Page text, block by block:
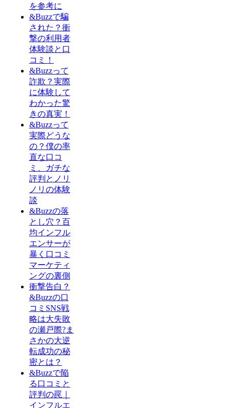
を参考に
&Buzzで騙
された？衝
撃の利用者
体験談と口
コミ！
&Buzzって
詐欺？実際
に体験して
わかった驚
きの真実！
&Buzzって
実際どうな
の？僕の率
直な口コ
ミ、ガチな
評判とノリ
ノリの体験
談
&Buzzの落
とし穴？百
均インフル
エンサーが
暴く口コミ
マーケティ
ングの裏側
衝撃告白？
&Buzzの口
コミSNS戦
略は大失敗
の瀬戸際?ま
さかの大逆
転成功の秘
密とは？
&Buzzで陥
る口コミと
評判の罠｜
インフルエ